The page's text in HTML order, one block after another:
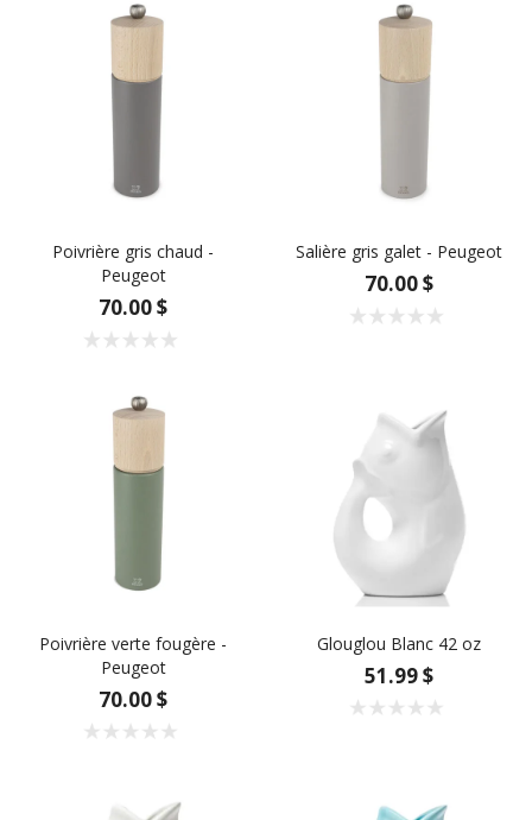
Poivrière gris chaud -
Peugeot
70.00 $
Salière gris galet - Peugeot
70.00 $
Poivrière verte fougère -
Peugeot
70.00 $
Glouglou Blanc 42 oz
51.99 $